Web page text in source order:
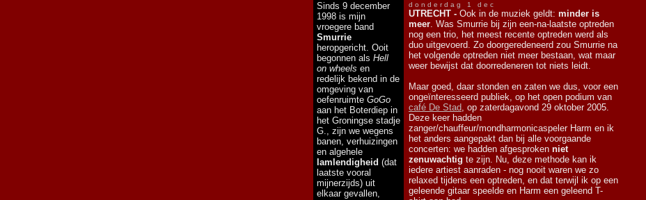
Sinds 9 december
1998 is mijn
vroegere band
Smurrie
heropgericht. Ooit
begonnen als Hell
on wheels en
redelijk bekend in de
omgeving van
oefenruimte GoGo
aan het Boterdiep in
het Groningse stadje
G., zijn we wegens
banen, verhuizingen
en algehele
lamlendigheid (dat
laatste vooral
mijnerzijds) uit
elkaar gevallen,
d o n d e r d a g 1 d e c
UTRECHT - Ook in de muziek geldt: minder is
meer. Was Smurrie bij zijn een-na-laatste optreden
nog een trio, het meest recente optreden werd als
duo uitgevoerd. Zo doorgeredeneerd zou Smurrie na
het volgende optreden niet meer bestaan, wat maar
weer bewijst dat doorredeneren tot niets leidt.
Maar goed, daar stonden en zaten we dus, voor een
ongeïnteresseerd publiek, op het open podium van
café De Stad, op zaterdagavond 29 oktober 2005.
Deze keer hadden
zanger/chauffeur/mondharmonicaspeler Harm en ik
het anders aangepakt dan bij alle voorgaande
concerten: we hadden afgesproken niet
zenuwachtig te zijn. Nu, deze methode kan ik
iedere artiest aanraden - nog nooit waren we zo
relaxed tijdens een optreden, en dat terwijl ik op een
geleende gitaar speelde en Harm een geleend T-